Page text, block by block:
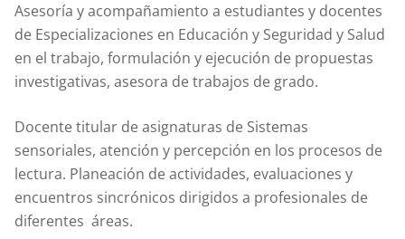
Asesoría y acompañamiento a estudiantes y docentes
de Especializaciones en Educación y Seguridad y Salud
en el trabajo, formulación y ejecución de propuestas
investigativas, asesora de trabajos de grado.
Docente titular de asignaturas de Sistemas
sensoriales, atención y percepción en los procesos de
lectura. Planeación de actividades, evaluaciones y
encuentros sincrónicos dirigidos a profesionales de
diferentes áreas.